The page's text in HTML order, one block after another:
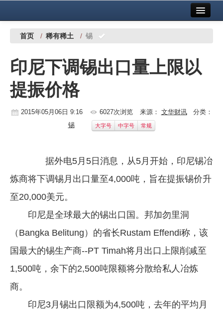
中国有色金属报社主办 广告服务
铜镍铅锌
铝
稀有稀土
镁钛
地矿 建设
党建工作
企业文化
《资源再生》杂志
数字报
首页 / 稀有稀土 / 锡
印尼下调锡出口量上限以
提振价格
2015年05月06日 9:16 6027次浏览 来源： 文华财讯分类：
锡
大字号 中字号 常规
据外电5月5日消息，从5月开始，印尼锡冶
炼商将下调锡月出口量至4,000吨，旨在提振锡价升
至20,000美元。
印尼是全球最大的锡出口国。邦加勿里洞
（Bangka Belitung）的省长Rustam Effendi称，该
国最大的锡生产商--PT Timah将月出口上限削减至
1,500吨，余下的2,500吨限额将分散给私人冶炼
商。
印尼3月锡出口限额为4,500吨，去年的平均月